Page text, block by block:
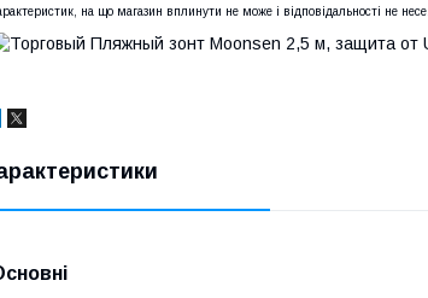
на що магазин вплинути не може і відповідальності не несе.